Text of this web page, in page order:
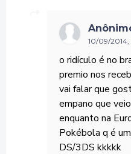
10/09/2014,
o ridículo é no
premio nos
vai falar que
empano que
enquanto na
Pokébola q é
DS/3DS kkkkk